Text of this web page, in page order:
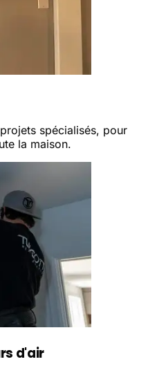
spécialisés, pour
la maison.
d'air